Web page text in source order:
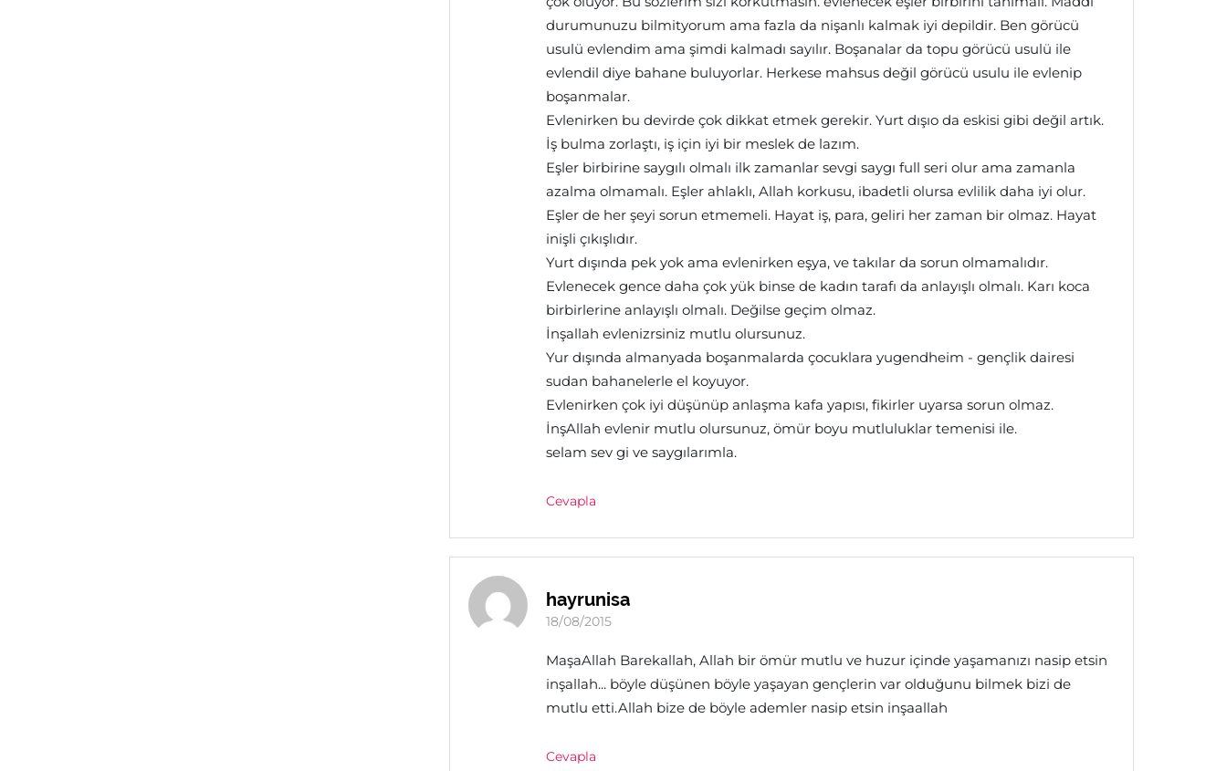
durumunuzu bilmityorum ama fazla da nişanlı kalmak iyi depildir. Ben görücü
usulü evlendim ama şimdi kalmadı sayılır. Boşanalar da topu görücü usulü ile
evlendil diye bahane buluyorlar. Herkese mahsus değil görücü usulu ile evlenip
boşanmalar.
Evlenirken bu devirde çok dikkat etmek gerekir. Yurt dışıo da eskisi gibi değil artık.
İş bulma zorlaştı, iş için iyi bir meslek de lazım.
Eşler birbirine saygılı olmalı ilk zamanlar sevgi saygı full seri olur ama zamanla
azalma olmamalı. Eşler ahlaklı, Allah korkusu, ibadetli olursa evlilik daha iyi olur.
Eşler de her şeyi sorun etmemeli. Hayat iş, para, geliri her zaman bir olmaz. Hayat
inişli çıkışlıdır.
Yurt dışında pek yok ama evlenirken eşya, ve takılar da sorun olmamalıdır.
Evlenecek gence daha çok yük binse de kadın tarafı da anlayışlı olmalı. Karı koca
birbirlerine anlayışlı olmalı. Değilse geçim olmaz.
İnşallah evlenizrsiniz mutlu olursunuz.
Yur dışında almanyada boşanmalarda çocuklara yugendheim - gençlik dairesi
sudan bahanelerle el koyuyor.
Evlenirken çok iyi düşünüp anlaşma kafa yapısı, fikirler uyarsa sorun olmaz.
İnşAllah evlenir mutlu olursunuz, ömür boyu mutluluklar temenisi ile.
selam sev gi ve saygılarımla.
Cevapla
hayrunisa
18/08/2015
MaşaAllah Barekallah, Allah bir ömür mutlu ve huzur içinde yaşamanızı nasip etsin
inşallah... böyle düşünen böyle yaşayan gençlerin var olduğunu bilmek bizi de
mutlu etti.Allah bize de böyle ademler nasip etsin inşaallah
Cevapla